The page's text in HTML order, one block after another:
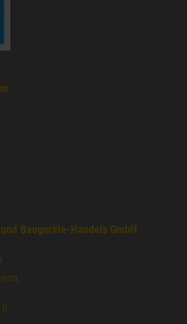
Baugeräte-Handels GmbH